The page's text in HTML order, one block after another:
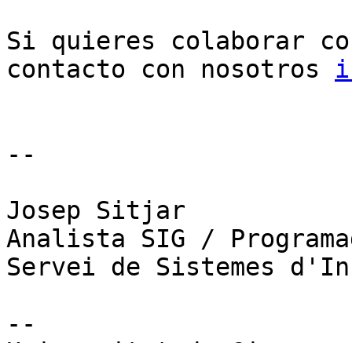
Si quieres colaborar
contacto con nosotros
--
Josep Sitjar
Analista SIG /
Servei de Sistemes
--